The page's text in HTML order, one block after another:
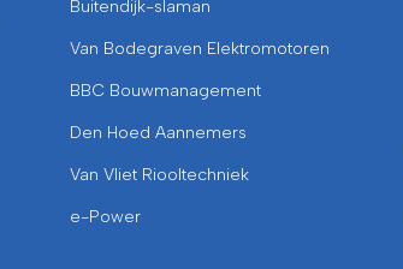
Buitendijk-slaman
Van Bodegraven Elektromotoren
BBC Bouwmanagement
Den Hoed Aannemers
Van Vliet Riooltechniek
e-Power